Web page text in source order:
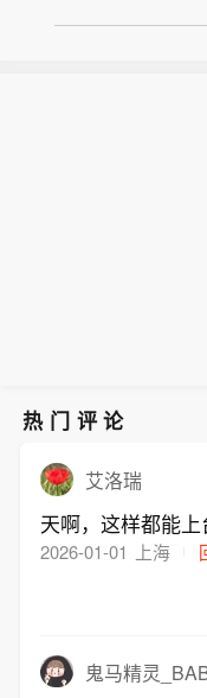
热门评论
艾洛瑞
天啊，这样都能
2026-01-01 上海
鬼马精灵